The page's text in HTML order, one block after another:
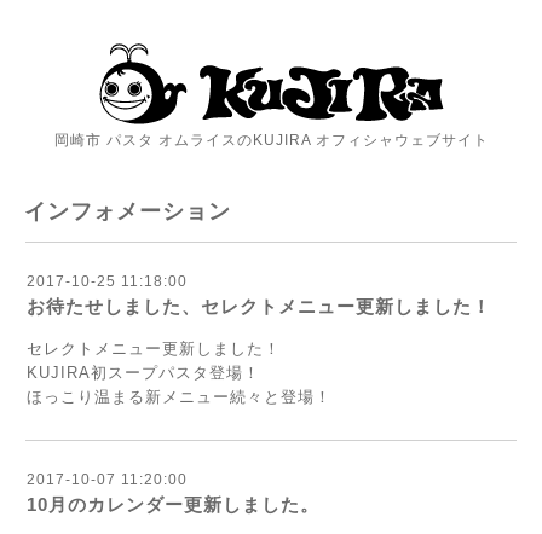
岡崎市 パスタ オムライスのKUJIRA オフィシャウェブサイト
インフォメーション
2017-10-25 11:18:00
お待たせしました、セレクトメニュー更新しました！
セレクトメニュー更新しました！
KUJIRA初スープパスタ登場！
ほっこり温まる新メニュー続々と登場！
2017-10-07 11:20:00
10月のカレンダー更新しました。